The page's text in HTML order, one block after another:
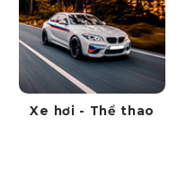
Xe hơi - Thể thao